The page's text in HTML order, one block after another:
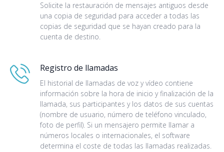
Solicite la restauración de mensajes antiguos desde
una copia de seguridad para acceder a todas las
copias de seguridad que se hayan creado para la
cuenta de destino.
Registro de llamadas
El historial de llamadas de voz y vídeo contiene
información sobre la hora de inicio y finalización de la
llamada, sus participantes y los datos de sus cuentas
(nombre de usuario, número de teléfono vinculado,
foto de perfil). Si un mensajero permite llamar a
números locales o internacionales, el software
determina el coste de todas las llamadas realizadas.